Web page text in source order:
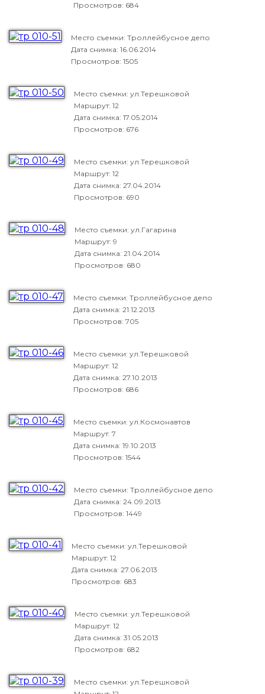
Просмотров: 684
Место съемки: Троллейбусное депо
Дата снимка: 16.06.2014
Просмотров: 1505
Место съемки: ул.Терешковой
Маршрут: 12
Дата снимка: 17.05.2014
Просмотров: 676
Место съемки: ул.Терешковой
Маршрут: 12
Дата снимка: 27.04.2014
Просмотров: 690
Место съемки: ул.Гагарина
Маршрут: 9
Дата снимка: 21.04.2014
Просмотров: 680
Место съемки: Троллейбусное депо
Дата снимка: 21.12.2013
Просмотров: 705
Место съемки: ул.Терешковой
Маршрут: 12
Дата снимка: 27.10.2013
Просмотров: 686
Место съемки: ул.Космонавтов
Маршрут: 7
Дата снимка: 19.10.2013
Просмотров: 1544
Место съемки: Троллейбусное депо
Дата снимка: 24.09.2013
Просмотров: 1449
Место съемки: ул.Терешковой
Маршрут: 12
Дата снимка: 27.06.2013
Просмотров: 683
Место съемки: ул.Терешковой
Маршрут: 12
Дата снимка: 31.05.2013
Просмотров: 682
Место съемки: ул.Терешковой